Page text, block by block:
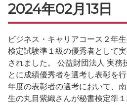
2024年02月13日
ビジネス・キャリアコース２年
検定試験準１級の優秀者として
されました。 公益財団法人 実務
とに成績優秀者を選考し表彰を
年度の表彰者の選考において、
生の丸目紫織さんが秘書検定準